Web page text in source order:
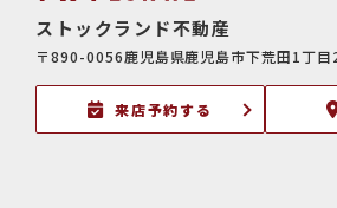
ストックランド不動産
〒890-0056鹿児島県鹿児島市下荒田1丁目
来店予約する